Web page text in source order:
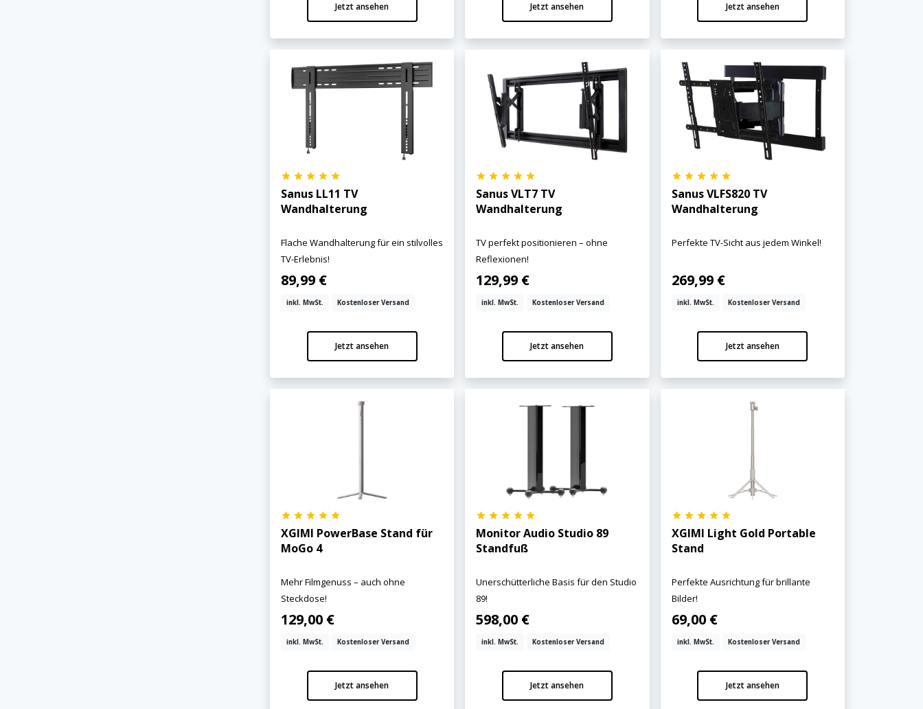
Jetzt ansehen Jetzt ansehen Jetzt ansehen
Sanus LL11 TV
Wandhalterung
Flache Wandhalterung für ein stilvolles
TV-Erlebnis!
89,99 €
inkl. MwSt. Kostenloser Versand
Jetzt ansehen
Sanus VLT7 TV
Wandhalterung
TV perfekt positionieren – ohne
Reflexionen!
129,99 €
inkl. MwSt. Kostenloser Versand
Jetzt ansehen
Sanus VLFS820 TV
Wandhalterung
Perfekte TV-Sicht aus jedem Winkel!
269,99 €
inkl. MwSt. Kostenloser Versand
Jetzt ansehen
XGIMI PowerBase Stand für
MoGo 4
Mehr Filmgenuss – auch ohne
Steckdose!
129,00 €
inkl. MwSt. Kostenloser Versand
Jetzt ansehen
Monitor Audio Studio 89
Standfuß
Unerschütterliche Basis für den Studio
89!
598,00 €
inkl. MwSt. Kostenloser Versand
Jetzt ansehen
XGIMI Light Gold Portable
Stand
Perfekte Ausrichtung für brillante
Bilder!
69,00 €
inkl. MwSt. Kostenloser Versand
Jetzt ansehen